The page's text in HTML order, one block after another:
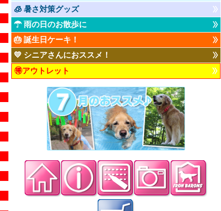
🧊 暑さ対策グッズ
☂ 雨の日のお散歩に
🎂 誕生日ケーキ！
💛 シニアさんにおススメ！
🉐アウトレット